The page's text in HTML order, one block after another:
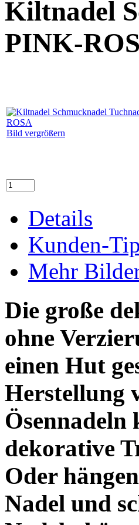
Kiltnadel
PINK-
Bild vergrößern
Details
Kunden-
Mehr
Die große
ohne
einen Hut
Herstellung
Ösennadeln
dekorative
Oder
Nadel und